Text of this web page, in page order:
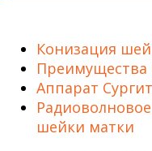
Конизация
Преимущества
Аппарат
шейки матки